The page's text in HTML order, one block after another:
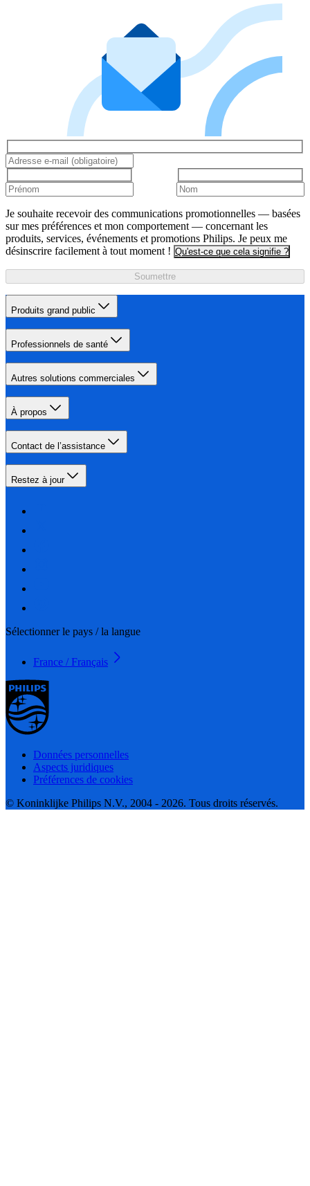
Je souhaite recevoir des communications promotionnelles — basées
sur mes préférences et mon comportement — concernant les
produits, services, événements et promotions Philips. Je peux me
désinscrire facilement à tout moment ! Qu'est-ce que cela signifie ?
Soumettre
Produits grand public
Professionnels de santé
Autres solutions commerciales
À propos
Contact de l’assistance
Restez à jour
Sélectionner le pays / la langue
France / Français
Données personnelles
Aspects juridiques
Préférences de cookies
© Koninklijke Philips N.V., 2004 - 2026. Tous droits réservés.